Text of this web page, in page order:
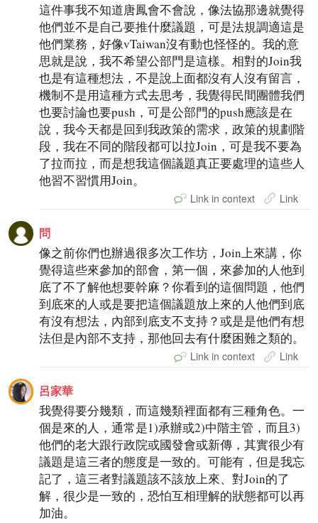
這件事我不知道唐鳳會不會說，像法協那邊就覺得
他們並不是自己要推什麼議題，可是法規調適這是
他們業務，好像vTaiwan沒有動也怪怪的。我的意
思就是說，我不希望公部門是這樣。相對的Join我
也是有這種想法，不是說上面都沒有人沒有留言，
機制不是用這種方式去思考，我覺得民間團體我們
也要討論也要push，可是公部門的push應該是在
說，我今天都是回到我政策的需求，政策的規劃階
段，我在不同的階段都可以拉Join，可是我不要為
了拉而拉，而是想我這個議題真正要處理的這些人
他習不習慣用Join。
Link in context Link
問
像之前你們也辦過很多次工作坊，Join上來講，你
覺得這些來參加的部會，第一個，來參加的人他到
底了不了解他想要幹麻？你看到的這個問題，他們
到底來的人或是要把這個議題放上來的人他們到底
有沒有想法，內部到底支不支持？或是是他們有想
法但是內部不支持，那他回去有什麼困難之類的。
Link in context Link
呂家華
我覺得要分幾類，而這幾類裡面都有三種角色。一
個是來的人，通常是1)承辦或2)中階主管，而且3)
他們的老大跟行政院或國發會或新傳，其實很少有
議題是這三者的態度是一致的。可能有，但是我忘
記了，這三者對議題該不該放上來、對Join的了
解，很少是一致的，恐怕互相理解的狀態都可以再
加油。